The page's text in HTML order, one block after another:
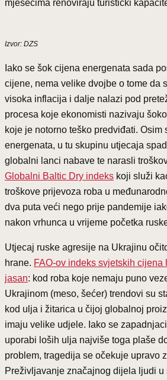
mjesecima renoviraju turistički
Izvor: DZS
Iako se šok cijena energenata sada
cijene, nema velike dvojbe o tome da
visoka inflacija i dalje nalazi pod
procesa koje ekonomisti nazivaju
koje je notorno teško predviđati. Osim
energenata, u tu skupinu utjecaja
globalni lanci nabave te narasli
Globalni Baltic Dry indeks koji služi
troškove prijevoza roba u
dva puta veći nego prije pandemije
nakon vrhunca u vrijeme početka
Utjecaj ruske agresije na Ukrajinu
hrane. FAO-ov indeks svjetskih cijena
jasan: kod roba koje nemaju puno
Ukrajinom (meso, šećer) trendovi su
kod ulja i žitarica u čijoj globalnoj
imaju velike udjele. Iako se
uporabi loših ulja najviše toga plaše
problem, tragedija se očekuje upravo
Preživljavanje značajnog dijela ljudi